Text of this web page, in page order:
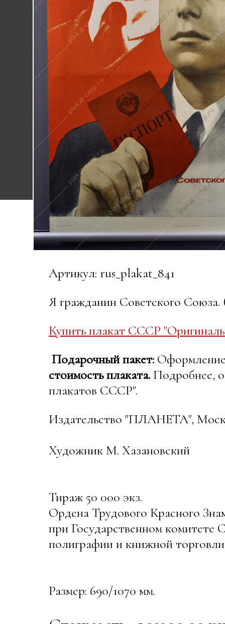
Артикул: rus_plakat_841
Я гражданин Советского Союза.
Купить плакат СССР
Подарочный пакет: Оформление
стоимость плаката. Подробнее,
плакатов СССР".
Издательство "ПЛАНЕТА",
Художник М. Хазановский
Тираж 50 000 экз.
Ордена Трудового Красного
при Государственном
полиграфии и книжной
Размер: 690/1070 мм.